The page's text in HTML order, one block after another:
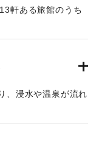
軒ある旅館のうち
、浸水や温泉が流れ